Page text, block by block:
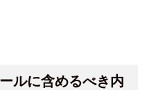
ルに含めるべき内